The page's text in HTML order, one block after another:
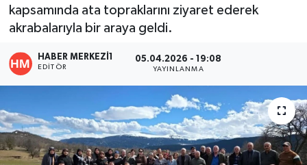
kapsamında ata topraklarını ziyaret ederek
akrabalarıyla bir araya geldi.
HABER MERKEZI1
EDITÖR
05.04.2026 - 19:08
YAYINLANMA
SPOR
ÖZEL HABER
DTO
RESMİ REKLAM
Haber Arşivi